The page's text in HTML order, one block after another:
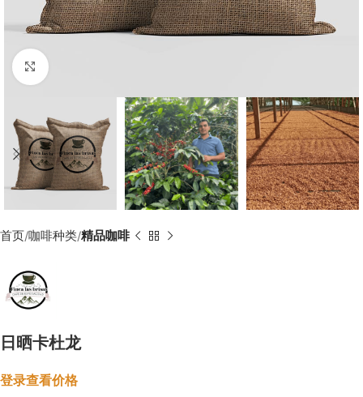
Click to enlarge
首页 咖啡种类 精品咖啡
日晒卡杜龙
登录查看价格